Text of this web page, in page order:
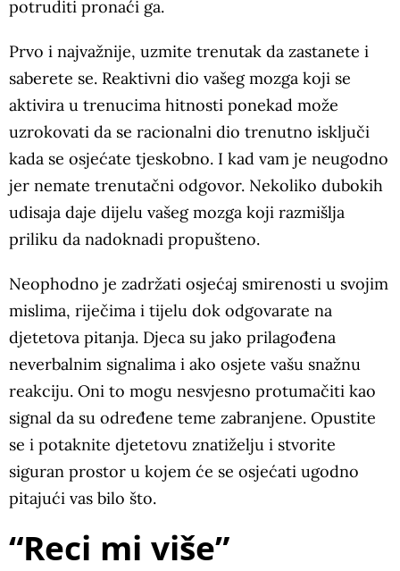
potruditi pronaći ga.
Prvo i najvažnije, uzmite trenutak da zastanete i
saberete se. Reaktivni dio vašeg mozga koji se
aktivira u trenucima hitnosti ponekad može
uzrokovati da se racionalni dio trenutno isključi
kada se osjećate tjeskobno. I kad vam je neugodno
jer nemate trenutačni odgovor. Nekoliko dubokih
udisaja daje dijelu vašeg mozga koji razmišlja
priliku da nadoknadi propušteno.
Neophodno je zadržati osjećaj smirenosti u svojim
mislima, riječima i tijelu dok odgovarate na
djetetova pitanja. Djeca su jako prilagođena
neverbalnim signalima i ako osjete vašu snažnu
reakciju. Oni to mogu nesvjesno protumačiti kao
signal da su određene teme zabranjene. Opustite
se i potaknite djetetovu znatiželju i stvorite
siguran prostor u kojem će se osjećati ugodno
pitajući vas bilo što.
“Reci mi više”